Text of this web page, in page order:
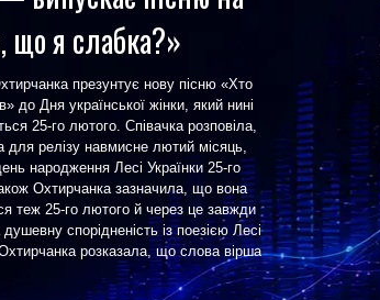
що я слабка?»
презунтує нову пісню «Хто
до Дня української жінки, який нині
25-го лютого. Співачка розповіла,
для релізу навмисне лютий місяць,
народження Лесі Українки 25-го
Охтирчанка зазначила, що вона
теж 25-го лютого й через це завжди
спорідненість із поезією Лесі
розказала, що слова вірша